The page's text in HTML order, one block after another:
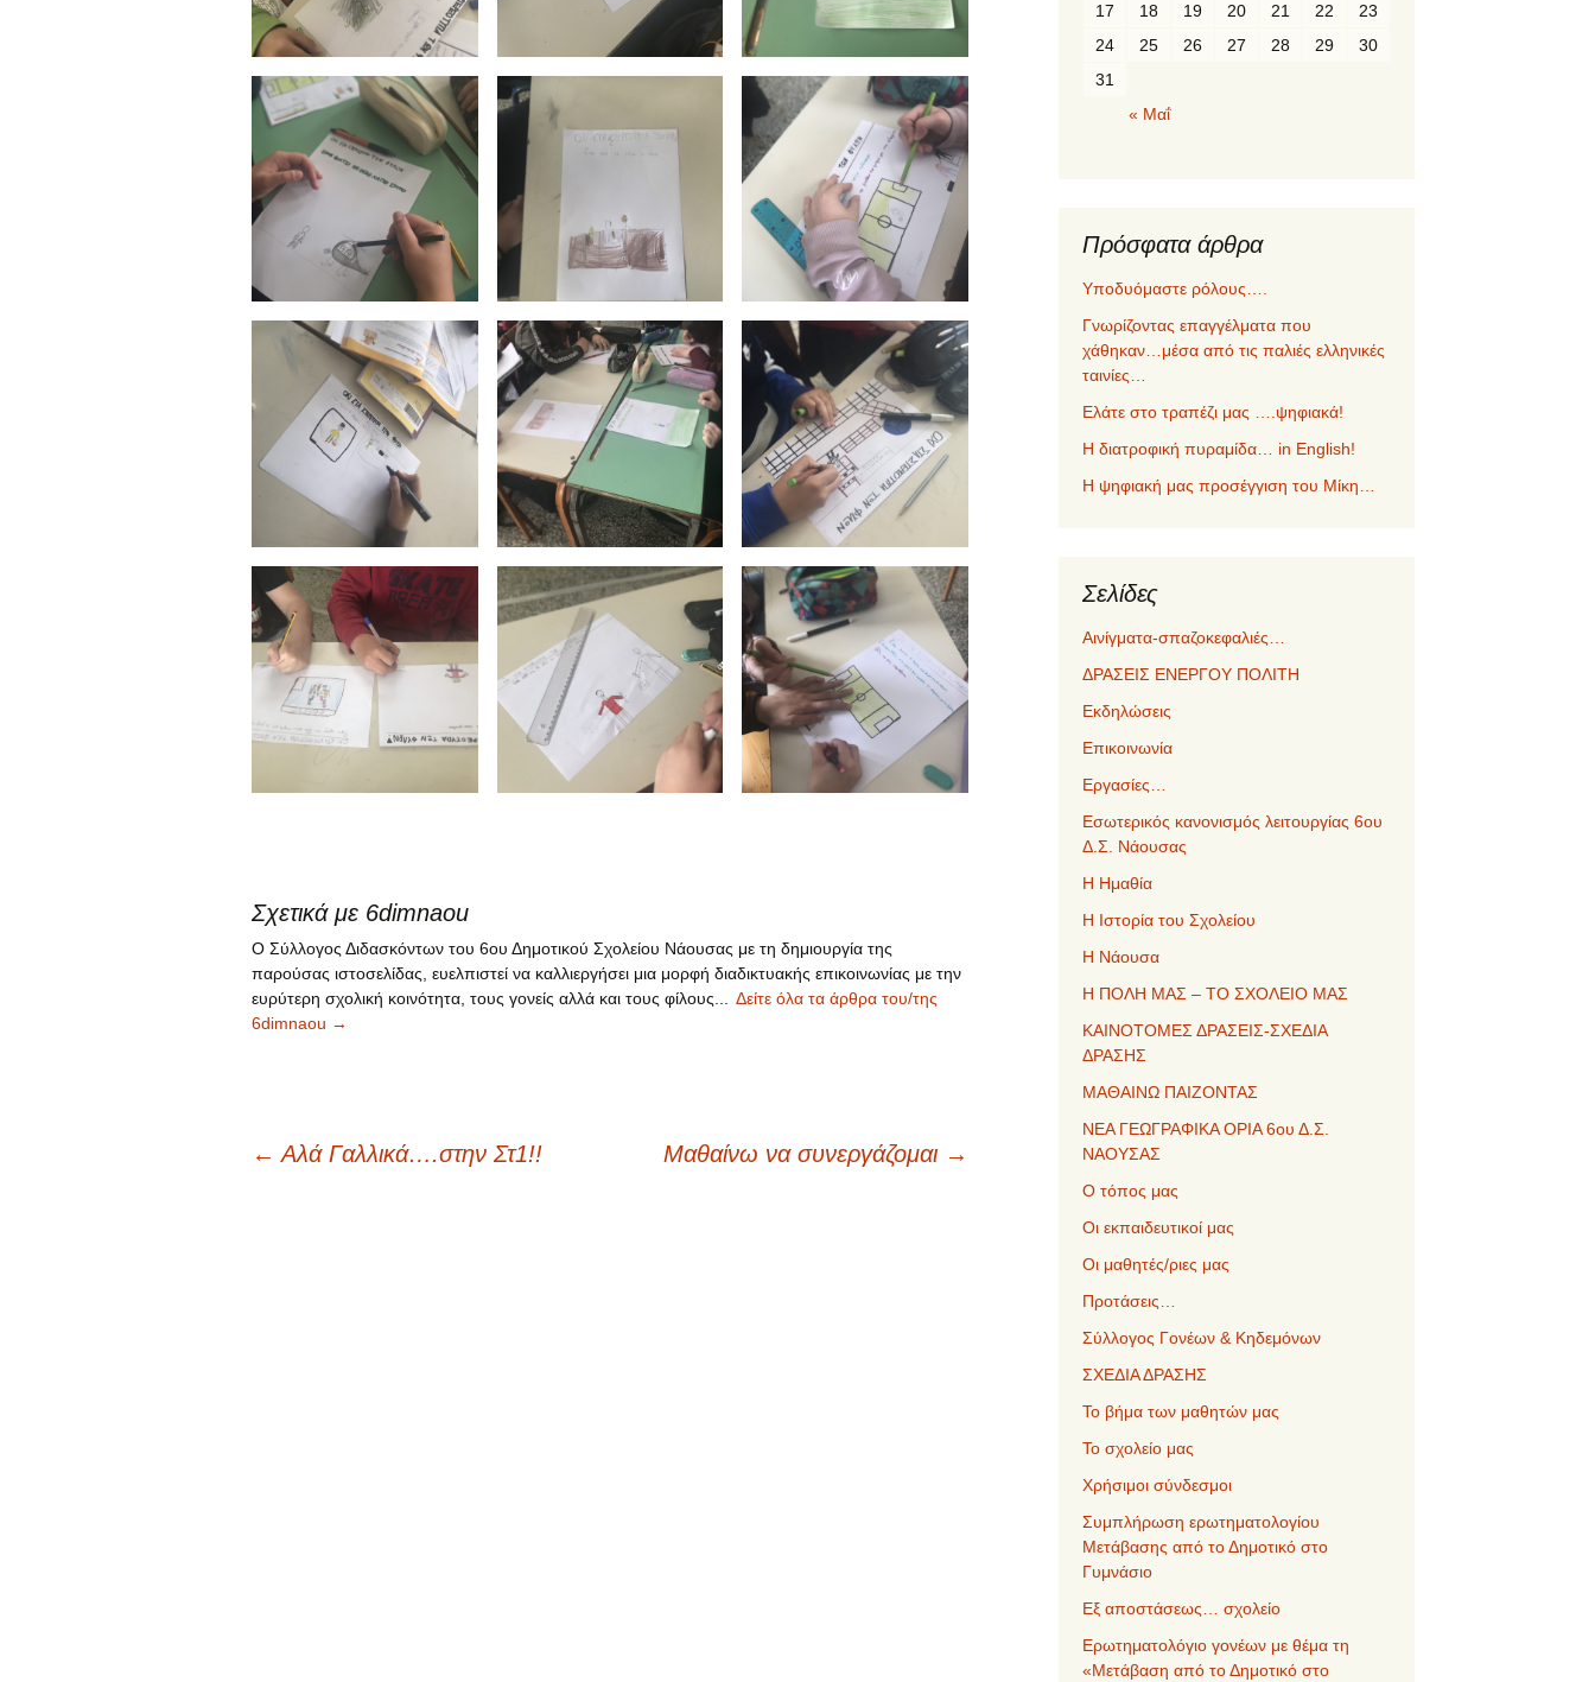
Σχετικά με 6dimnaou
Ο Σύλλογος Διδασκόντων του 6ου Δημοτικού Σχολείου Νάουσας με τη δημιουργία της
παρούσας ιστοσελίδας, ευελπιστεί να καλλιεργήσει μια μορφή διαδικτυακής επικοινωνίας με την
ευρύτερη σχολική κοινότητα, τους γονείς αλλά και τους φίλους...
Δείτε όλα τα άρθρα του/της
6dimnaou →
← Αλά Γαλλικά….στην Στ1!! Μαθαίνω να συνεργάζομαι →
« Μαΐ
17
18 19 20 21 22
23
24
25 26 27 28 29
30
31
Πρόσφατα άρθρα
Υποδυόμαστε ρόλους….
Γνωρίζοντας επαγγέλματα που
χάθηκαν…μέσα από τις παλιές ελληνικές
ταινίες…
Ελάτε στο τραπέζι μας ….ψηφιακά!
Η διατροφική πυραμίδα… in English!
Η ψηφιακή μας προσέγγιση του Μίκη…
Σελίδες
Αινίγματα-σπαζοκεφαλιές…
ΔΡΑΣΕΙΣ ΕΝΕΡΓΟΥ ΠΟΛΙΤΗ
Εκδηλώσεις
Επικοινωνία
Εργασίες…
Εσωτερικός κανονισμός λειτουργίας 6ου
Δ.Σ. Νάουσας
Η Ημαθία
Η Ιστορία του Σχολείου
Η Νάουσα
Η ΠΟΛΗ ΜΑΣ – ΤΟ ΣΧΟΛΕΙΟ ΜΑΣ
ΚΑΙΝΟΤΟΜΕΣ ΔΡΑΣΕΙΣ-ΣΧΕΔΙΑ
ΔΡΑΣΗΣ
ΜΑΘΑΙΝΩ ΠΑΙΖΟΝΤΑΣ
ΝΕΑ ΓΕΩΓΡΑΦΙΚΑ ΟΡΙΑ 6ου Δ.Σ.
ΝΑΟΥΣΑΣ
Ο τόπος μας
Οι εκπαιδευτικοί μας
Οι μαθητές/ριες μας
Προτάσεις…
Σύλλογος Γονέων & Κηδεμόνων
ΣΧΕΔΙΑ ΔΡΑΣΗΣ
Το βήμα των μαθητών μας
Το σχολείο μας
Χρήσιμοι σύνδεσμοι
Συμπλήρωση ερωτηματολογίου
Μετάβασης από το Δημοτικό στο
Γυμνάσιο
Εξ αποστάσεως… σχολείο
Ερωτηματολόγιο γονέων με θέμα τη
«Μετάβαση από το Δημοτικό στο